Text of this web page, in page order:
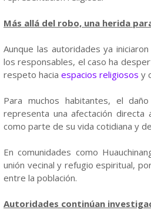
Más allá del robo, una herida
Aunque las autoridades ya
los responsables, el caso ha
respeto hacia espacios religiosos y
Para muchos habitantes, el
representa una afectación
como parte de su vida cotidiana y
En comunidades como
unión vecinal y refugio espiritual,
entre la población.
Autoridades continúan